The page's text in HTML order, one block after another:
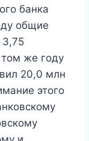
банка
общие
3,75
же году
20,0 млн
этого